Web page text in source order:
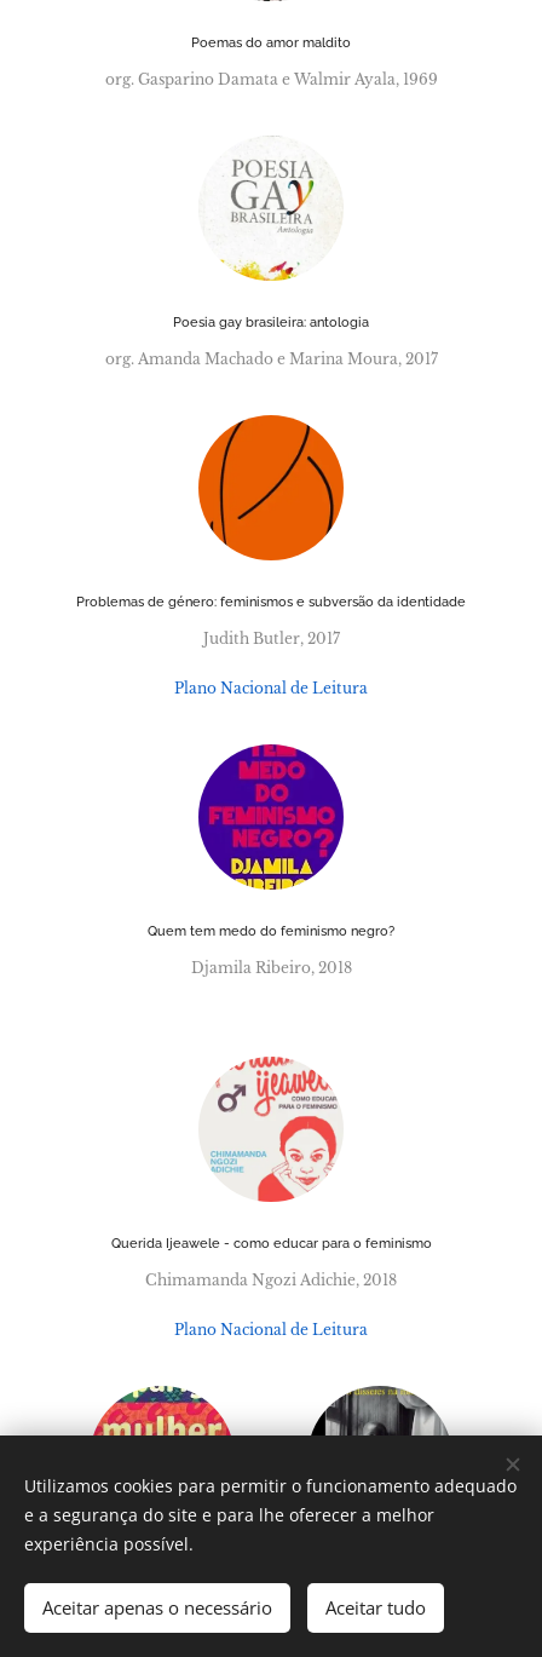
Poemas do amor maldito
org. Gasparino Damata e Walmir Ayala, 1969
Poesia gay brasileira: antologia
org. Amanda Machado e Marina Moura, 2017
Problemas de género: feminismos e subversão da identidade
Judith Butler, 2017
Plano Nacional de Leitura
Quem tem medo do feminismo negro?
Djamila Ribeiro, 2018
Querida Ijeawele - como educar para o feminismo
Chimamanda Ngozi Adichie, 2018
Plano Nacional de Leitura
Bernardine Evaristo, 2019 James Baldwin, 2019
Utilizamos cookies para permitir o funcionamento adequado
e a segurança do site e para lhe oferecer a melhor
experiência possível.
Aceitar apenas o necessário Aceitar tudo